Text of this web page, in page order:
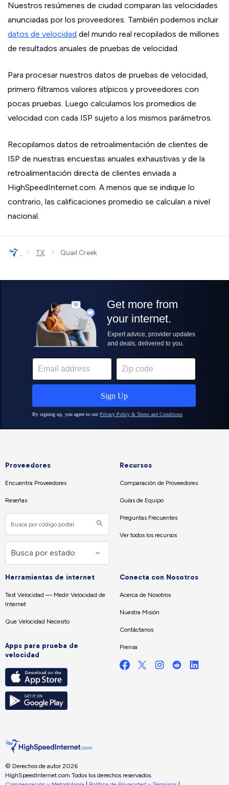
Nuestros resúmenes de ciudad comparan las velocidades
anunciadas por los proveedores. También podemos incluir
datos de velocidad del mundo real recopilados de millones
de resultados anuales de pruebas de velocidad.
Para procesar nuestros datos de pruebas de velocidad,
primero filtramos valores atípicos y proveedores con
pocas pruebas. Luego calculamos los promedios de
velocidad con cada ISP sujeto a los mismos parámetros.
Recopilamos datos de retroalimentación de clientes de
ISP de nuestras encuestas anuales exhaustivas y de la
retroalimentación directa de clientes enviada a
HighSpeedInternet.com. A menos que se indique lo
contrario, las calificaciones promedio se calculan a nivel
nacional.
› TX › Quail Creek
Proveedores
Encuentra Proveedores
Reseñas
Recursos
Comparación de Proveedores
Guías de Equipo
Preguntas Frecuentes
Ver todos los recursos
Herramientas de internet
Test Velocidad — Medir Velocidad de
Internet
Que Velocidad Necesito
Apps para prueba de
velocidad
Conecta con Nosotros
Acerca de Nosotros
Nuestra Misión
Contáctanos
Prensa
© Derechos de autor 2026
HighSpeedInternet.com. Todos los derechos reservados.